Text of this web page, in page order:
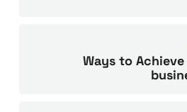
10 Ways to